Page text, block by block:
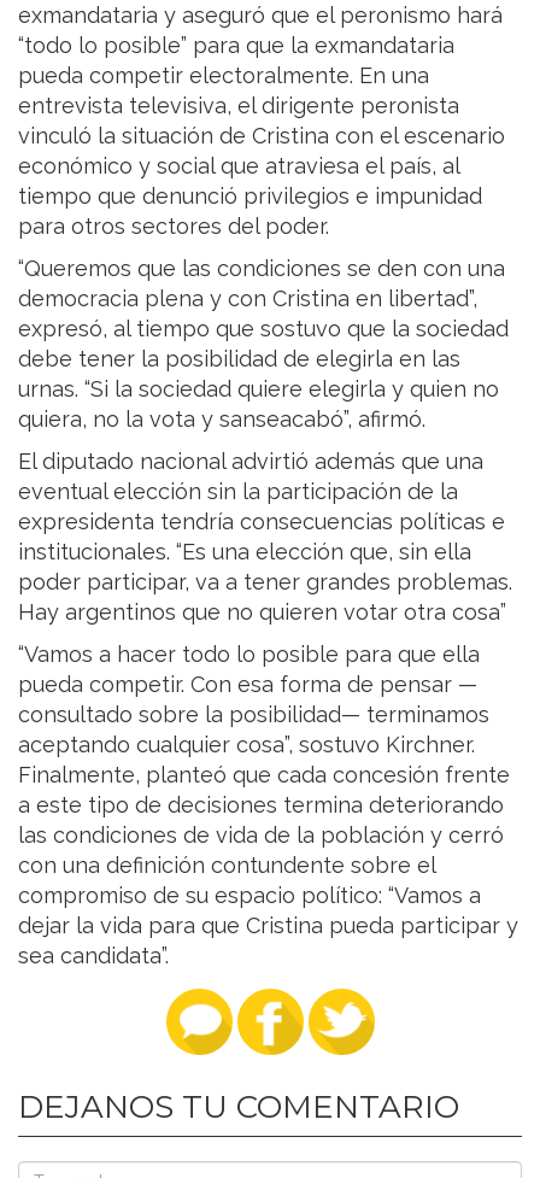
exmandataria y aseguró que el peronismo hará
“todo lo posible” para que la exmandataria
pueda competir electoralmente. En una
entrevista televisiva, el dirigente peronista
vinculó la situación de Cristina con el escenario
económico y social que atraviesa el país, al
tiempo que denunció privilegios e impunidad
para otros sectores del poder.
“Queremos que las condiciones se den con una
democracia plena y con Cristina en libertad”,
expresó, al tiempo que sostuvo que la sociedad
debe tener la posibilidad de elegirla en las
urnas. “Si la sociedad quiere elegirla y quien no
quiera, no la vota y sanseacabó”, afirmó.
El diputado nacional advirtió además que una
eventual elección sin la participación de la
expresidenta tendría consecuencias políticas e
institucionales. “Es una elección que, sin ella
poder participar, va a tener grandes problemas.
Hay argentinos que no quieren votar otra cosa”
“Vamos a hacer todo lo posible para que ella
pueda competir. Con esa forma de pensar —
consultado sobre la posibilidad— terminamos
aceptando cualquier cosa”, sostuvo Kirchner.
Finalmente, planteó que cada concesión frente
a este tipo de decisiones termina deteriorando
las condiciones de vida de la población y cerró
con una definición contundente sobre el
compromiso de su espacio político: “Vamos a
dejar la vida para que Cristina pueda participar y
sea candidata”.
DEJANOS TU COMENTARIO